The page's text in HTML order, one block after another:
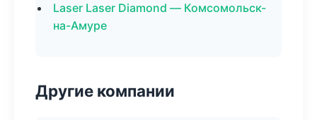
Laser Laser Diamond — Комсомольск-
на-Амуре
Другие компании